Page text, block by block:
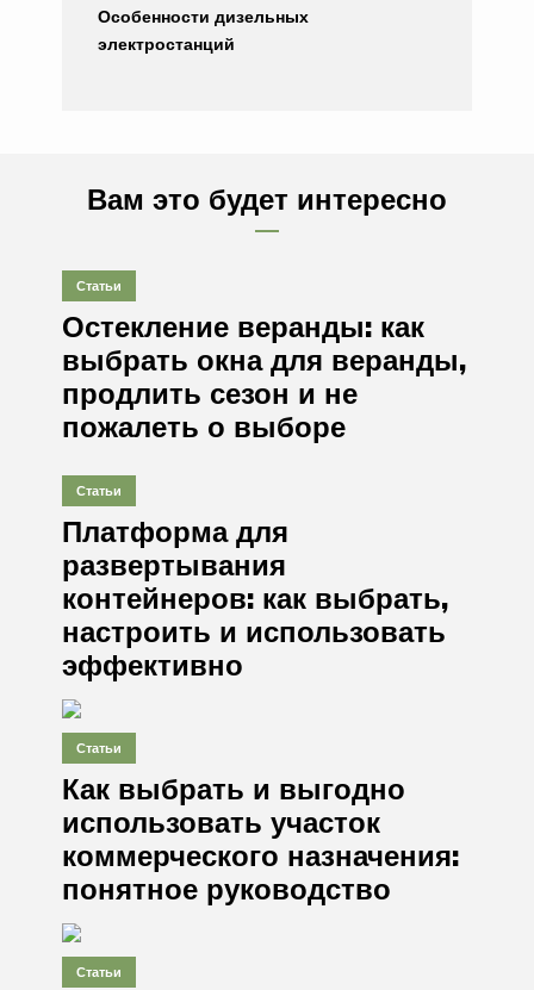
Особенности дизельных
электростанций
Вам это будет интересно
Статьи
Остекление веранды: как
выбрать окна для веранды,
продлить сезон и не
пожалеть о выборе
Статьи
Платформа для
развертывания
контейнеров: как выбрать,
настроить и использовать
эффективно
Статьи
Как выбрать и выгодно
использовать участок
коммерческого назначения:
понятное руководство
Статьи